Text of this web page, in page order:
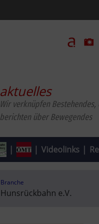
aktuelles
Wir verknüpfen Bestehendes,
berichten über Bewegendes
| | Videolinks |
Branche
Hunsrückbahn e.V.